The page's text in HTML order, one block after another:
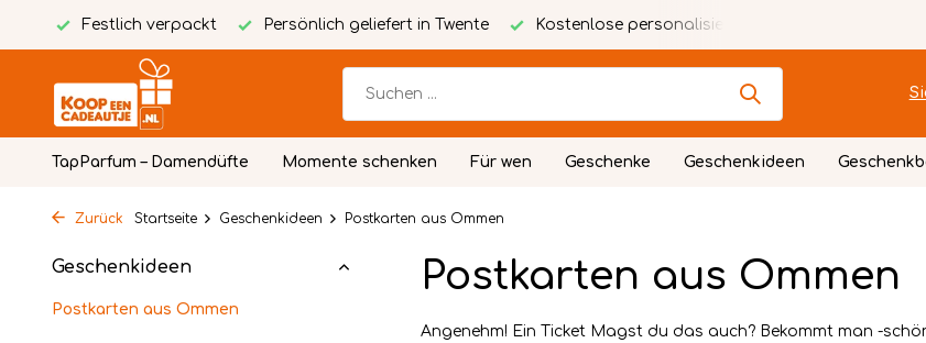
Persönlich geliefert in Twente Kostenlose personalisierte Karte Festlich verpackt
TapParfum – Damendüfte Momente schenken Für wen Geschenke Geschenkideen
Zurück Startseite Geschenkideen Postkarten aus Ommen
Geschenkideen
Postkarten aus Ommen
Postkarten aus Ommen
Angenehm! Ein Ticket Magst du das auch? Bekommt man -